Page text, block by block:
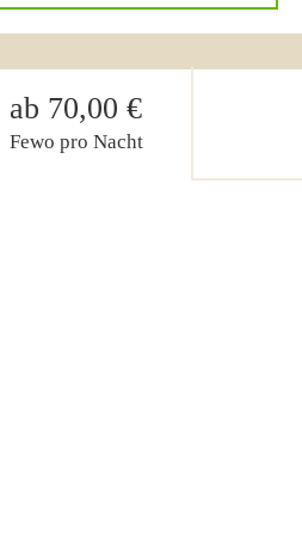
ab 70,00 €
Fewo pro Nacht